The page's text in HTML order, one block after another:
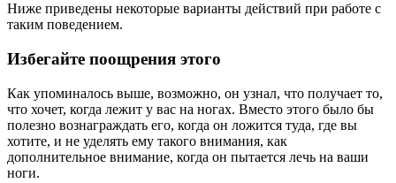
Ниже приведены некоторые варианты действий при работе с
таким поведением.
Избегайте поощрения этого
Как упоминалось выше, возможно, он узнал, что получает то,
что хочет, когда лежит у вас на ногах. Вместо этого было бы
полезно вознаграждать его, когда он ложится туда, где вы
хотите, и не уделять ему такого внимания, как
дополнительное внимание, когда он пытается лечь на ваши
ноги.